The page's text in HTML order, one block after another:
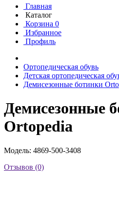
Главная
Каталог
Корзина 0
Избранное
Профиль
Ортопедическая обувь
Детская ортопедическая
Демисезонные ботинки
Демисезонные
Ortopedia
Модель: 4869-500-3408
Отзывов (0)